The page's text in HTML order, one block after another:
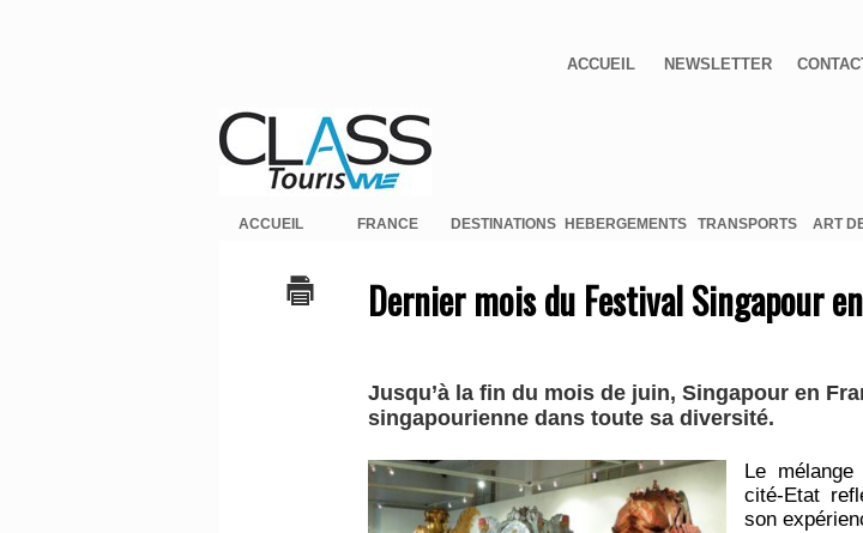
ACCUEIL NEWSLETTER
ACCUEIL FRANCE DESTINATIONS HEBERGEMENTS TRANSPORTS ART
Dernier mois du Festival Singapour
Jusqu’à la fin du mois de juin, Singapour en
singapourienne dans toute sa diversité.
Le
cité-Etat
son